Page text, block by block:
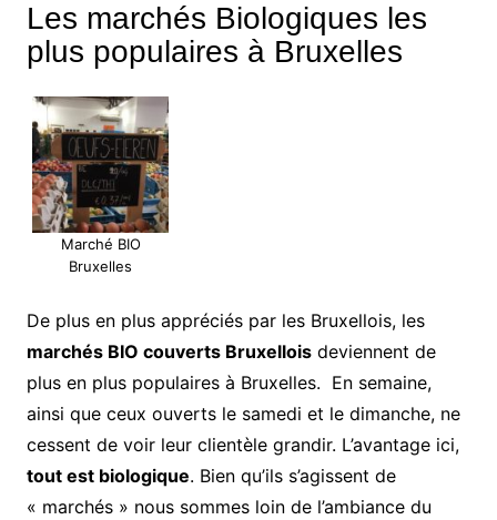
Les marchés Biologiques les
plus populaires à Bruxelles
Marché BIO
Bruxelles
De plus en plus appréciés par les Bruxellois, les
marchés BIO couverts Bruxelloisdeviennent de
plus en plus populaires à Bruxelles. En semaine,
ainsi que ceux ouverts le samedi et le dimanche, ne
cessent de voir leur clientèle grandir. L’avantage ici,
tout est biologique. Bien qu’ils s’agissent de
« marchés » nous sommes loin de l’ambiance du